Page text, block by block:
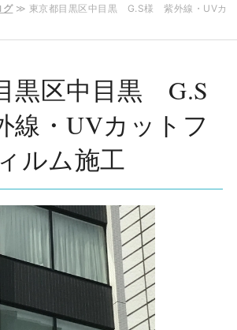
グ≫ 東京都目黒区中目黒 G.S様 紫外線・UVカ
黒区中目黒 G.S
・UVカットフ
ィルム施工